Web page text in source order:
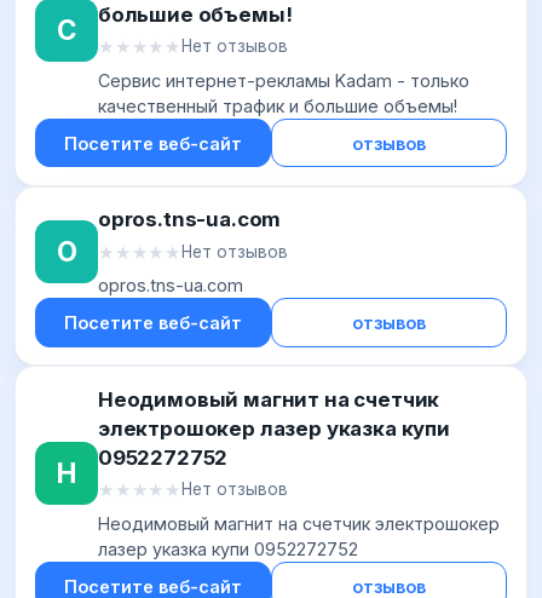
С
большие объемы!
★★★★★
★★★★★ Нет отзывов
Сервис интернет-рекламы Kadam - только
качественный трафик и большие объемы!
Посетите веб-сайт
отзывов
O
opros.tns-ua.com
★★★★★
★★★★★ Нет отзывов
opros.tns-ua.com
Посетите веб-сайт
отзывов
Н
Неодимовый магнит на счетчик
электрошокер лазер указка купи
0952272752
★★★★★
★★★★★ Нет отзывов
Неодимовый магнит на счетчик электрошокер
лазер указка купи 0952272752
Посетите веб-сайт
отзывов